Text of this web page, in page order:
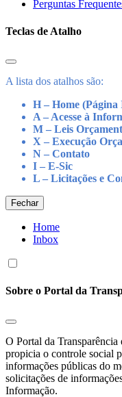
Perguntas
Teclas de Atalho
A lista dos atalhos são:
H – Home (Página
A – Acesse à
M – Leis
X – Execução
N – Contato
I – E-Sic
L – Licitações e
Fechar
Home
Inbox
Sobre o Portal da
O Portal da
propicia o controle social
informações públicas do
solicitações de
Informação.